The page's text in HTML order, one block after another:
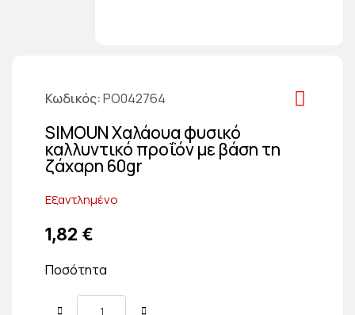
Κωδικός PO042764
SIMOUN Χαλάουα φυσικό
καλλυντικό προΐόν με βάση τη
ζάχαρη 60gr
Εξαντλημένο
1,82 €
Ποσότητα